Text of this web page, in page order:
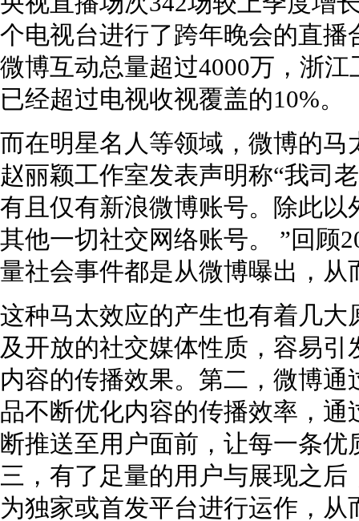
个电视台进行了跨年晚会的直
微博互动总量超过4000万，浙
已经超过电视收视覆盖的10%。
而在明星名人等领域，微博的
赵丽颖工作室发表声明称“我司
有且仅有新浪微博账号。除此
其他一切社交网络账号。 ”回顾
量社会事件都是从微博曝出，
这种马太效应的产生也有着几
及开放的社交媒体性质，容易
内容的传播效果。第二，微博
品不断优化内容的传播效率，
断推送至用户面前，让每一条
三，有了足量的用户与展现之
为独家或首发平台进行运作，